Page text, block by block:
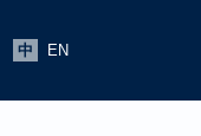
中 EN